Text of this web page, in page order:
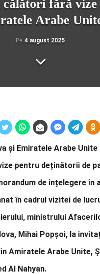
călători fără
Arabe
Pe 4 august 2025
și Emiratele Arabe
pentru deținătorii de
de înțelegere în
în cadrul vizitei de
ministrului
Mihai Popșoi, la
Amiratele Arabe Unite,
Al Nahyan.